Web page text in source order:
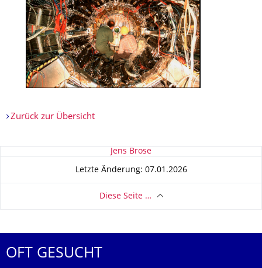
Zurück zur Übersicht
Zu dieser Seite Jens Brose
Letzte Änderung: 07.01.2026
Diese Seite …
OFT GESUCHT